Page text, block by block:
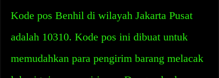
Kode pos Benhil di wilayah Jakarta Pusat
adalah 10310. Kode pos ini dibuat untuk
memudahkan para pengirim barang melacak